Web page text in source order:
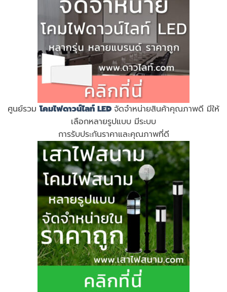
ศูนย์รวมโคมไฟดาวน์ไลท์ LED จัดจำหน่ายสินค้าคุณภาพดี มีให้
เลือกหลายรูปแบบ มีระบบ
การรับประกันราคาและคุณภาพที่ดี